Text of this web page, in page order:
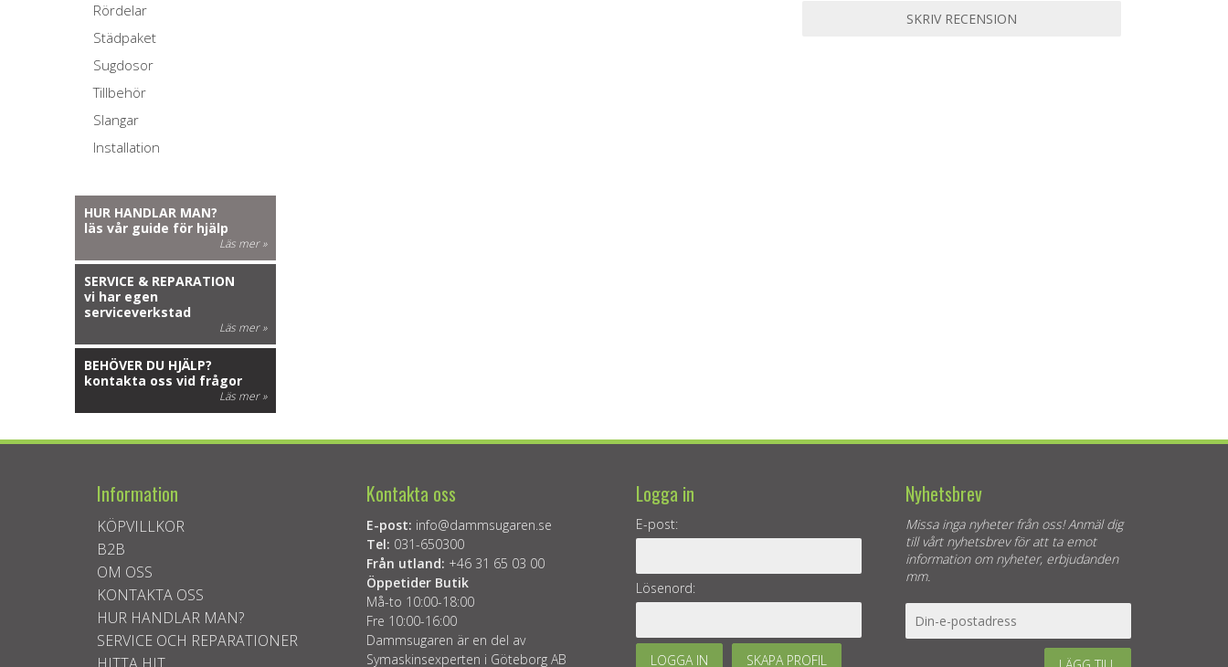
Rördelar
Städpaket
Sugdosor
Tillbehör
Slangar
Installation
HUR HANDLAR MAN?
läs vår guide för hjälp
Läs mer »
SERVICE & REPARATION
vi har egen
serviceverkstad
Läs mer »
BEHÖVER DU HJÄLP?
kontakta oss vid frågor
Läs mer »
SKRIV RECENSION
Information
KÖPVILLKOR
B2B
OM OSS
KONTAKTA OSS
HUR HANDLAR MAN?
SERVICE OCH REPARATIONER
Kontakta oss
E-post: info@dammsugaren.se
Tel: 031-650300
Från utland: +46 31 65 03 00
Öppetider Butik
Må-to 10:00-18:00
Fre 10:00-16:00
Dammsugaren är en del av
Symaskinsexperten i Göteborg AB
Logga in
E-post:
Lösenord:
LOGGA IN SKAPA PROFIL
Nyhetsbrev
Missa inga nyheter från oss! Anmäl dig
till vårt nyhetsbrev för att ta emot
information om nyheter, erbjudanden
mm.